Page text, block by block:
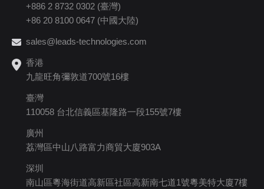
+886 2 8732 0302 (臺灣)
+86 20 8100 0647 (中國大陸)
sales@leads-technologies.com
香港
九龍旺角彌敦道700號16樓
臺灣
110058 台北信義區基隆路一段155號7樓
廣州
荔灣區中山八路富力商貿大廈903A
深圳
南山區粵海街道高新區社區高新南七道1號粵美特大廈7樓